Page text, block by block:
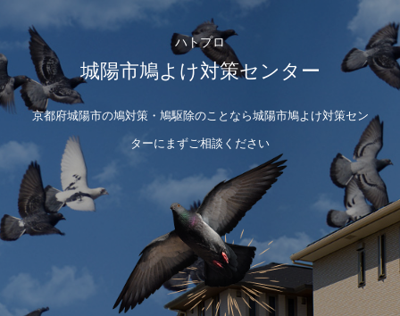
ハトプロ
城陽市鳩よけ対策センター
京都府城陽市の鳩対策・鳩駆除のことなら城陽市鳩よけ対策セン
ターにまずご相談ください